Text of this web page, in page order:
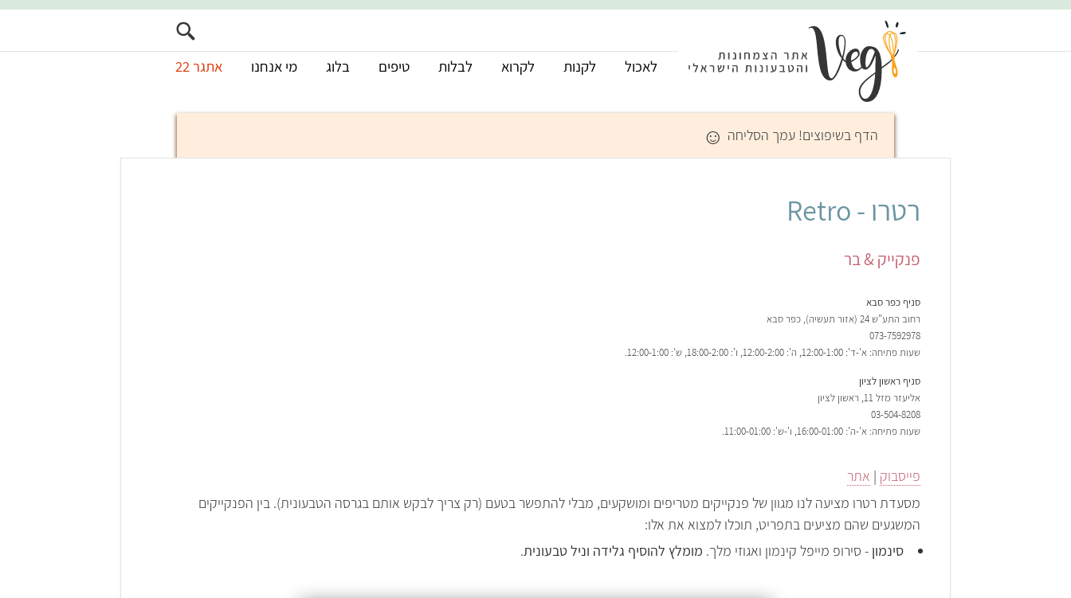
לאכול לקנות לקרוא לבלות טיפים בלוג מי אנחנו אתגר 22
הדף בשיפוצים! עמך הסליחה ☺
רטרו - Retro
פנקייק & בר
סניף כפר סבא
רחוב התע"ש 24 (אזור תעשיה), כפר סבא
073-7592978
שעות פתיחה: א'-ד': 12:00-1:00, ה': 12:00-2:00, ו': 18:00-2:00, ש': 12:00-1:00.
סניף ראשון לציון
אליעזר מזל 11, ראשון לציון
03-504-8208
שעות פתיחה: א'-ה': 16:00-01:00, ו'-ש': 11:00-01:00.
פייסבוק | אתר
מסעדת רטרו מציעה לנו מגוון של פנקייקים מטריפים ומושקעים, מבלי להתפשר בטעם (רק צריך לבקש אותם בגרסה הטבעונית). בין הפנקייקים
המשגעים שהם מציעים בתפריט, תוכלו למצוא את אלו:
סינמון - סירופ מייפל קינמון ואגוזי מלך. מומלץ להוסיף גלידה וניל טבעונית.